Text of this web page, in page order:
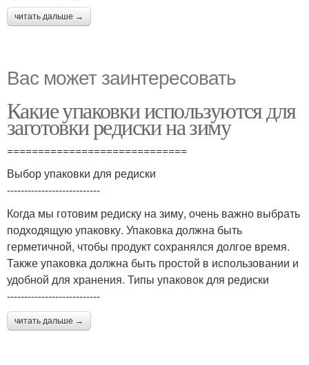
читать дальше →
Вас может заинтересовать
Какие упаковки используются для
заготовки редиски на зиму
=============================
Выбор упаковки для редиски
---------------------------
Когда мы готовим редиску на зиму, очень важно выбрать
подходящую упаковку. Упаковка должна быть
герметичной, чтобы продукт сохранялся долгое время.
Также упаковка должна быть простой в использовании и
удобной для хранения. Типы упаковок для редиски
---------------------------
читать дальше →